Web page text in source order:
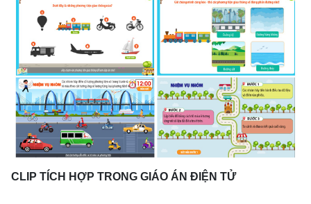
CLIP TÍCH HỢP TRONG GIÁO ÁN ĐIỆN TỬ